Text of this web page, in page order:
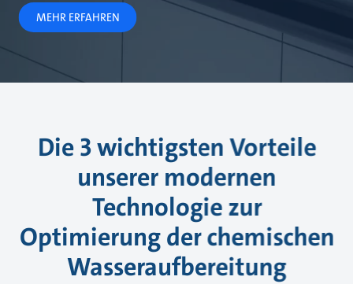
MEHR ERFAHREN
Die 3 wichtigsten Vorteile
unserer modernen
Technologie zur
Optimierung der chemischen
Wasseraufbereitung